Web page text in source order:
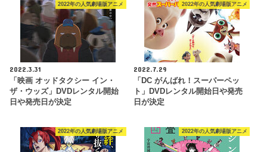
2022年の人気劇場版アニメ
2022.3.31
「映画 オッドタクシー イン・
ザ・ウッズ」DVDレンタル開始
日や発売日が決定
2022年の人気劇場版アニメ
2022.7.29
「DC がんばれ！スーパーペッ
ト」DVDレンタル開始日や発売
日が決定
2022年の人気劇場版アニメ 2022年の人気劇場版アニメ